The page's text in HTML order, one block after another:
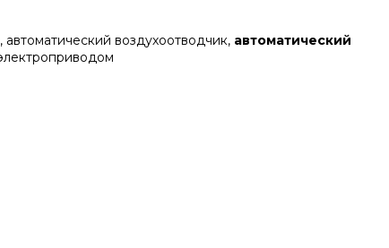
воздухоотводчик, автоматический